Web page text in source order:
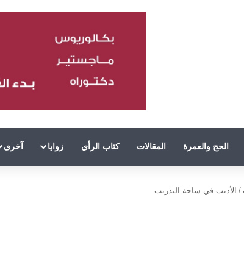
الحج والعمرة المقالات كتاب الرأي زوايا آخرى
/ الأديب في ساحة التدريب